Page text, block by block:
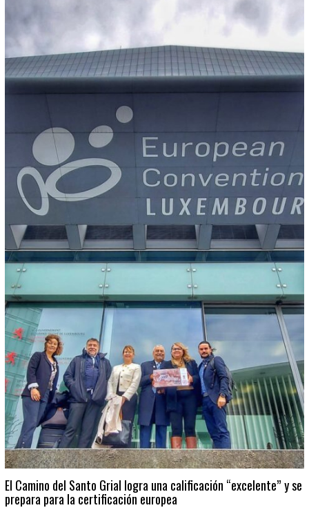
El Camino del Santo Grial logra una calificación “excelente” y se
prepara para la certificación europea